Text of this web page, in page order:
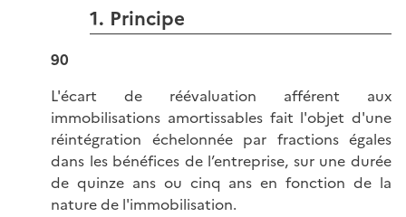
1. Principe
90
L'écart de réévaluation afférent aux
immobilisations amortissables fait l'objet d'une
réintégration échelonnée par fractions égales
dans les bénéfices de l’entreprise, sur une durée
de quinze ans ou cinq ans en fonction de la
nature de l'immobilisation.